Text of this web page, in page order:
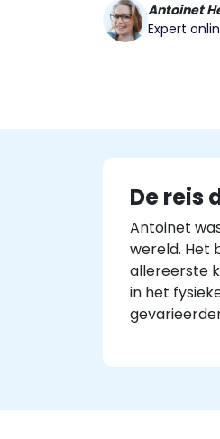
Antoinet
Expert
De reis
Antoinet
wereld. Het
allereerste
in het